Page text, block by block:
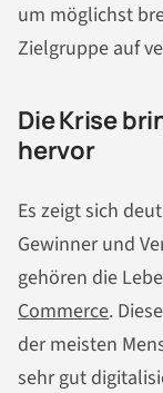
um möglichst
Zielgruppe auf
Die Krise
hervor
Es zeigt sich
Gewinner und
gehören die
Commerce.
der meisten
sehr gut